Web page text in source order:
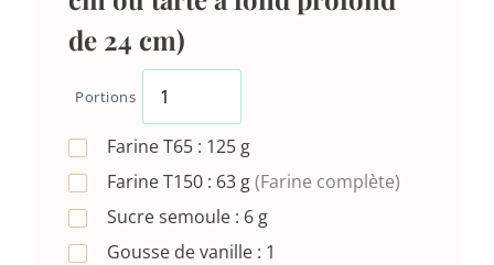
de 24 cm)
Portions
Farine T65 : 125 g
Farine T150 : 63 g(Farine complète)
Sucre semoule : 6 g
Gousse de vanille : 1